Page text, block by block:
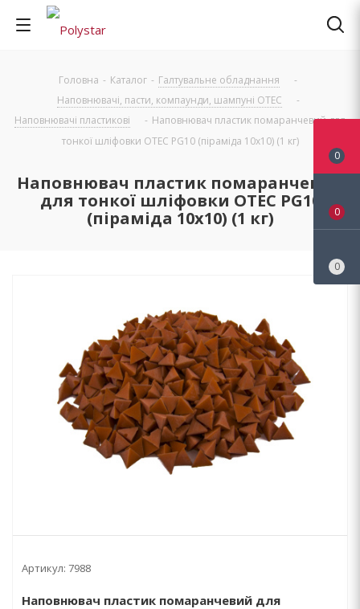
Головна - Каталог - Галтувальне обладнання
-
Наповнювачі, пасти, компаунди, шампуні OTEC
-
Наповнювачі пластикові
- Наповнювач пластик помаранчевий для
тонкої шліфовки OTEC РG10 (піраміда 10х10) (1 кг)
Наповнювач пластик помаранчевий
для тонкої шліфовки OTEC РG10
(піраміда 10х10) (1 кг)
Артикул: 7988
Наповнювач пластик помаранчевий для
0
0
0